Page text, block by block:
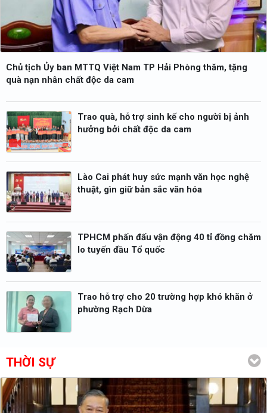
Chủ tịch Ủy ban MTTQ Việt Nam TP Hải Phòng thăm, tặng
quà nạn nhân chất độc da cam
Trao quà, hỗ trợ sinh kế cho người bị ảnh
hưởng bởi chất độc da cam
Lào Cai phát huy sức mạnh văn học nghệ
thuật, gìn giữ bản sắc văn hóa
TPHCM phấn đấu vận động 40 tỉ đồng chăm
lo tuyến đầu Tổ quốc
Trao hỗ trợ cho 20 trường hợp khó khăn ở
phường Rạch Dừa
THỜI SỰ